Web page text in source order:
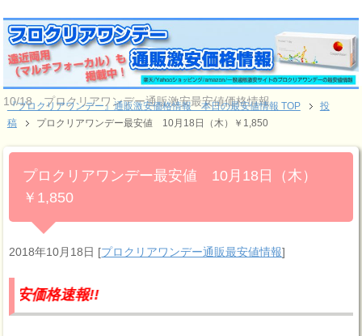
10/18 プロクリアワンデー通販激安最安値価格情報
『プロクリアワンデー』通販激安価格情報 本日の最安値情報 TOP
投
稿
プロクリアワンデー最安値 10月18日（木）￥1,850
プロクリアワンデー最安値 10月18日（木）
￥1,850
2018年10月18日 [プロクリアワンデー通販最安値情報]
報!!